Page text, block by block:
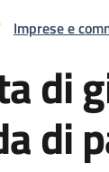
Imprese e
di
di